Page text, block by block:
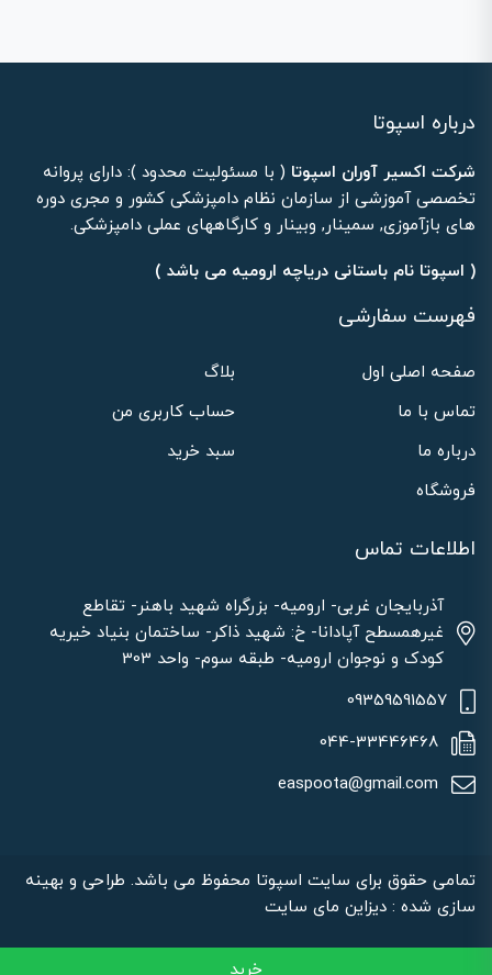
خرید
درباره اسپوتا
شرکت اکسیر آوران اسپوتا ( با مسئولیت محدود ): دارای پروانه
تخصصی آموزشی از سازمان نظام دامپزشکی کشور و مجری دوره
های بازآموزی, سمینار, وبینار و کارگاههای عملی دامپزشکی.
( اسپوتا نام باستانی دریاچه ارومیه می باشد )
فهرست سفارشی
صفحه اصلی اول
بلاگ
تماس با ما
حساب کاربری من
درباره ما
سبد خرید
فروشگاه
اطلاعات تماس
آذربایجان غربی- ارومیه- بزرگراه شهید باهنر- تقاطع
غیرهمسطح آپادانا- خ: شهید ذاکر- ساختمان بنیاد خیریه
کودک و نوجوان ارومیه- طبقه سوم- واحد 303
09359591557
044-33446468
easpoota@gmail.com
تمامی حقوق برای سایت اسپوتا محفوظ می باشد. طراحی و بهینه
سازی شده : دیزاین مای سایت